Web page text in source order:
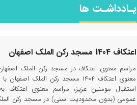
یـادداشـت ها
اعتکاف 1404 مسجد رکن الملک اصفهان
مراسم معنوی اعتکاف در مسجد رکن الملک
معنوی اعتکاف ۱۴۰۴ مسجد رکن الملک
استقبال مومنین عزیز، مراسم معنوی اعتکاف
عمومی (بدون محدودیت سنی) در مسجد رکن